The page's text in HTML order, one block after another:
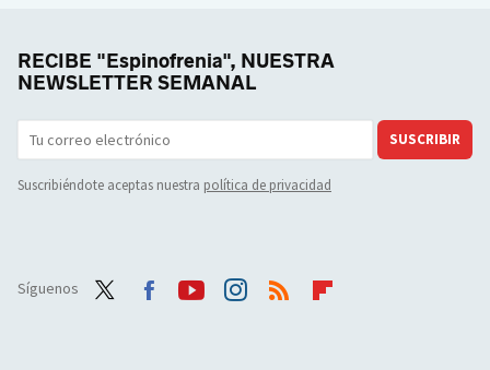
RECIBE "Espinofrenia", NUESTRA
NEWSLETTER SEMANAL
SUSCRIBIR
Suscribiéndote aceptas nuestra política de privacidad
Síguenos